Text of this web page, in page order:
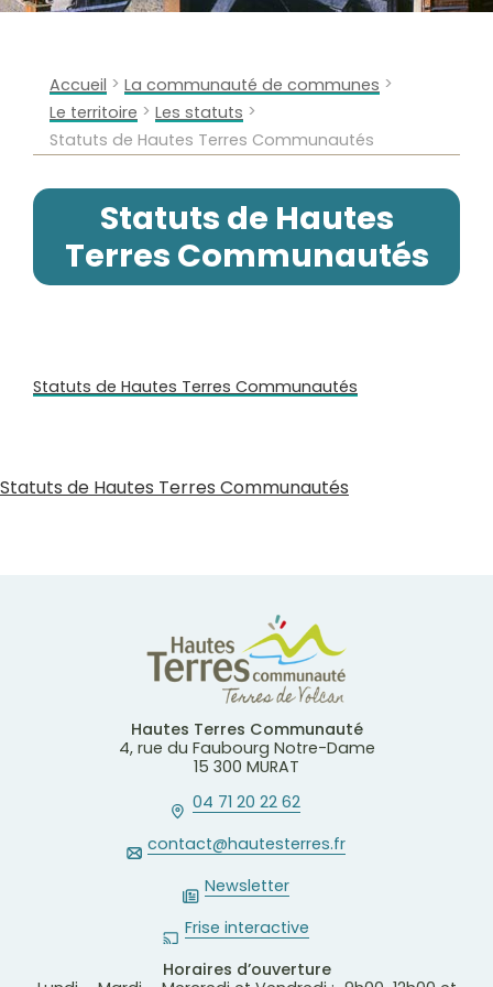
Accueil > La communauté de communes >
Le territoire > Les statuts >
Statuts de Hautes Terres Communautés
Statuts de Hautes
Terres Communautés
Statuts de Hautes Terres Communautés
Statuts de Hautes Terres Communautés
Hautes Terres Communauté
4, rue du Faubourg Notre-Dame
15 300 MURAT
04 71 20 22 62
contact@hautesterres.fr
Newsletter
Frise interactive
Horaires d’ouverture